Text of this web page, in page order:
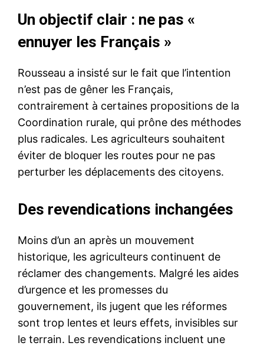
Un objectif clair : ne pas «
ennuyer les Français »
Rousseau a insisté sur le fait que l’intention
n’est pas de gêner les Français,
contrairement à certaines propositions de la
Coordination rurale, qui prône des méthodes
plus radicales. Les agriculteurs souhaitent
éviter de bloquer les routes pour ne pas
perturber les déplacements des citoyens.
Des revendications inchangées
Moins d’un an après un mouvement
historique, les agriculteurs continuent de
réclamer des changements. Malgré les aides
d’urgence et les promesses du
gouvernement, ils jugent que les réformes
sont trop lentes et leurs effets, invisibles sur
le terrain. Les revendications incluent une